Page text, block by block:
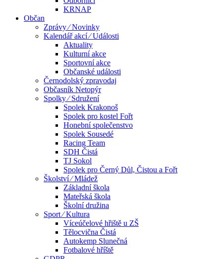
KRNAP
Občan
Zprávy ⁄ Novinky
Kalendář akcí ⁄ Události
Aktuality
Kulturní akce
Sportovní akce
Občanské události
Černodolský zpravodaj
Občasník Netopýr
Spolky ⁄ Sdružení
Spolek Krakonoš
Spolek pro kostel Fořt
Honební společenstvo
Spolek Sousedé
Racing Team
SDH Čistá
TJ Sokol
Spolek pro Černý Důl, Čistou a Fořt
Školství ⁄ Mládež
Základní škola
Mateřská škola
Školní družina
Sport ⁄ Kultura
Víceúčelové hřiště u ZŠ
Tělocvična Čistá
Autokemp Slunečná
Fotbalové hříště